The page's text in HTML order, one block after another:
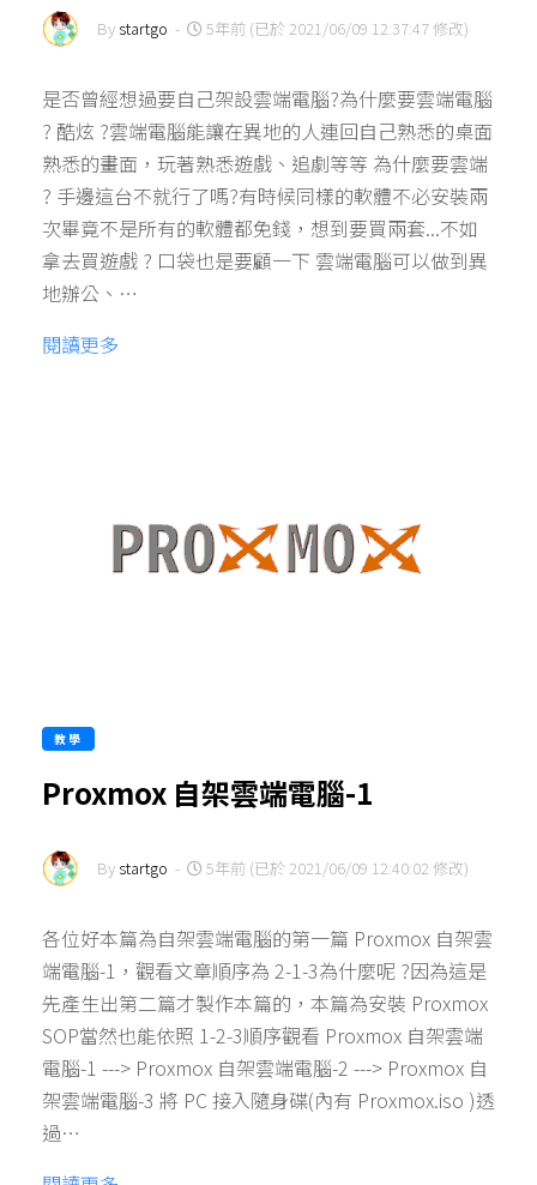
By startgo - 5年前 (已於 2021/06/09 12:37:47 修改)
是否曾經想過要自己架設雲端電腦?為什麼要雲端電腦
? 酷炫 ?雲端電腦能讓在異地的人連回自己熟悉的桌面
熟悉的畫面，玩著熟悉遊戲、追劇等等 為什麼要雲端
? 手邊這台不就行了嗎?有時候同樣的軟體不必安裝兩
次畢竟不是所有的軟體都免錢，想到要買兩套...不如
拿去買遊戲 ? 口袋也是要顧一下 雲端電腦可以做到異
地辦公、…
閱讀更多
教學
Proxmox 自架雲端電腦-1
By startgo - 5年前 (已於 2021/06/09 12:40:02 修改)
各位好本篇為自架雲端電腦的第一篇 Proxmox 自架雲
端電腦-1，觀看文章順序為 2-1-3為什麼呢 ?因為這是
先產生出第二篇才製作本篇的，本篇為安裝 Proxmox
SOP當然也能依照 1-2-3順序觀看 Proxmox 自架雲端
電腦-1 ---> Proxmox 自架雲端電腦-2 ---> Proxmox 自
架雲端電腦-3 將 PC 接入隨身碟(內有 Proxmox.iso )透
過…